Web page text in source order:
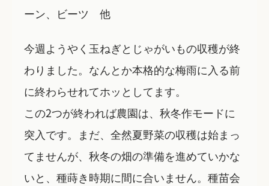
ーン、ビーツ 他
今週ようやく玉ねぎとじゃがいもの収穫が終
わりました。なんとか本格的な梅雨に入る前
に終わらせれてホッとしてます。
この2つが終われば農園は、秋冬作モードに
突入です。まだ、全然夏野菜の収穫は始まっ
てませんが、秋冬の畑の準備を進めていかな
いと、種蒔き時期に間に合いません。種苗会